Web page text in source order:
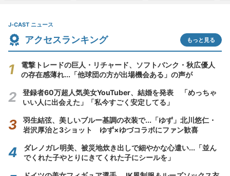
J-CAST ニュース
アクセスランキング もっと見る
電撃トレードの巨人・リチャード、ソフトバンク・秋広優人
の存在感薄れ...「他球団の方が出場機会ある」の声が
登録者60万超人気美女YouTuber、結婚を発表 「めっちゃ
いい人に出会えた」「私今すごく安定してる」
羽生結弦、美しいブルー基調の衣装で...「ゆず」北川悠仁・
岩沢厚治と3ショット ゆず×ゆづコラボにファン歓喜
ダレノガレ明美、被災地炊き出しで細やかな心遣い...「並ん
でくれた子やとりにきてくれた子にシールを」